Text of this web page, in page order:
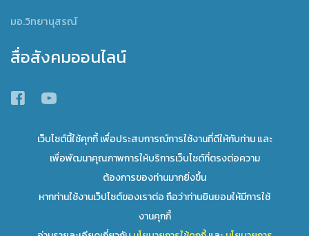
มอ.วิทยานุสรณ์
สื่อสังคมออนไลน์
พัฒนาโดย โรงเรียนสาธิตมหาวิทยาลัยทักษิณ ฝ่ายมัธยม
เว็บไซต์นี้ใช้คุกกี้ เพื่อประสบการณ์การใช้งานที่ดีให้กับท่าน และ
เพื่อพัฒนาคุณภาพการให้บริการเว็บไซต์ที่ตรงต่อความ
ต้องการของท่านมากยิ่งขึ้น
หากท่านใช้งานเว็ปไซต์ของเราต่อ ถือว่าท่านยินยอมให้มีการใช้
งานคุกกี้